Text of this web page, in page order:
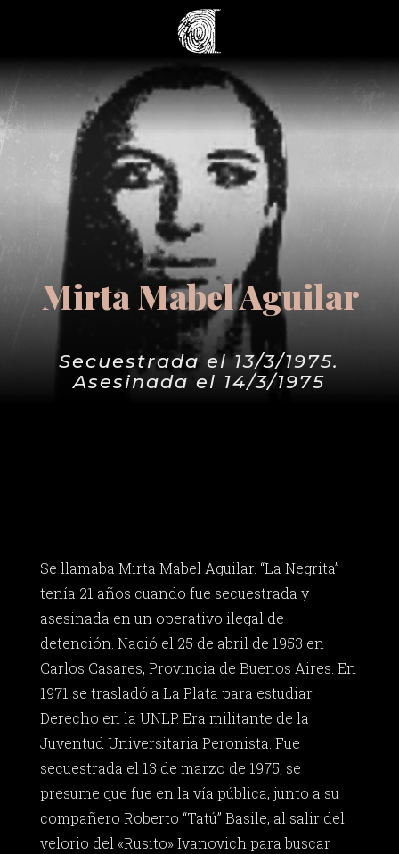
Mirta Mabel Aguilar
Secuestrada el 13/3/1975.
Asesinada el 14/3/1975
Se llamaba Mirta Mabel Aguilar. “La Negrita”
tenía 21 años cuando fue secuestrada y
asesinada en un operativo ilegal de
detención. Nació el 25 de abril de 1953 en
Carlos Casares, Provincia de Buenos Aires. En
1971 se trasladó a La Plata para estudiar
Derecho en la UNLP. Era militante de la
Juventud Universitaria Peronista. Fue
secuestrada el 13 de marzo de 1975, se
presume que fue en la vía pública, junto a su
compañero Roberto “Tatú” Basile, al salir del
velorio del «Rusito» Ivanovich para buscar